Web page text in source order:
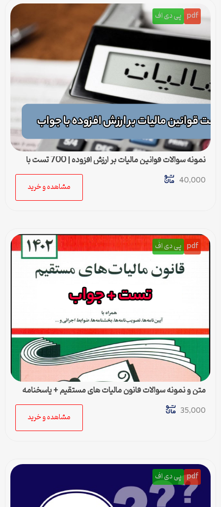
pdf پی دی اف
نمونه سوالات قوانین مالیات بر ارزش افزوده | 700 تست با
جواب
40,000
مشاهده و خرید
pdf پی دی اف
متن و نمونه سوالات قانون مالیات های مستقیم + پاسخنامه
35,000
مشاهده و خرید
pdf پی دی اف